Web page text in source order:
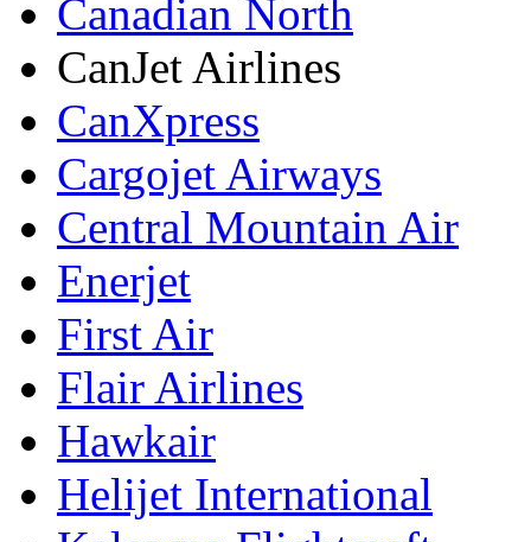
Canadian North
CanJet Airlines
CanXpress
Cargojet Airways
Central Mountain Air
Enerjet
First Air
Flair Airlines
Hawkair
Helijet International